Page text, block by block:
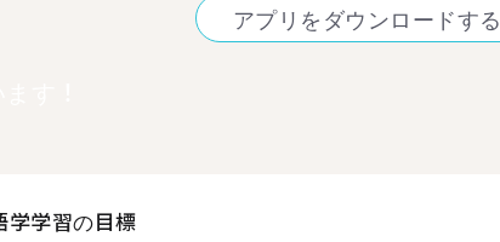
アプリをダウンロードする
学学習の目標